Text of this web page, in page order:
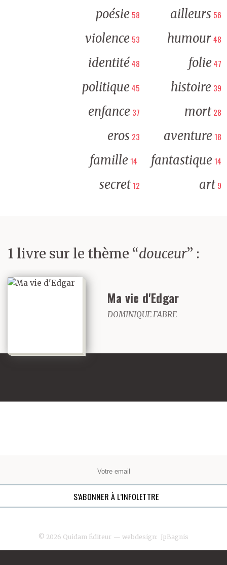
poésie 58 ailleurs 56
violence 53 humour48
identité48 folie47
politique45 histoire 39
enfance 37 mort 28
eros 23 aventure 18
famille 14 fantastique 14
secret 12 art 9
1 livre sur le thème “douceur” :
Ma vie d'Edgar
DOMINIQUE FABRE
© 2026 Quidam Éditeur — webdesign: JpBagnis